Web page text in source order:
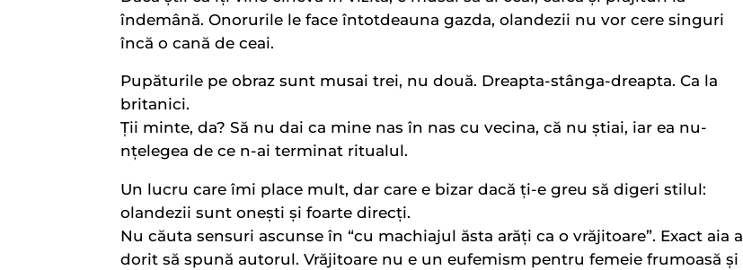
îndemână. Onorurile le face întotdeauna gazda, olandezii nu vor cere singuri
încă o cană de ceai.
Pupăturile pe obraz sunt musai trei, nu două. Dreapta-stânga-dreapta. Ca la
britanici.
Ții minte, da? Să nu dai ca mine nas în nas cu vecina, că nu știai, iar ea nu-
nțelegea de ce n-ai terminat ritualul.
Un lucru care îmi place mult, dar care e bizar dacă ți-e greu să digeri stilul:
olandezii sunt onești și foarte direcți.
Nu căuta sensuri ascunse în “cu machiajul ăsta arăți ca o vrăjitoare”. Exact aia a
dorit să spună autorul. Vrăjitoare nu e un eufemism pentru femeie frumoasă și